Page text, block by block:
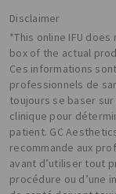
Disclaimer
*This online IFU
box of the actual
Ces informations
professionnels de
toujours se baser
clinique pour
patient. GC
recommande aux
avant d’utiliser tout
procédure ou d’une